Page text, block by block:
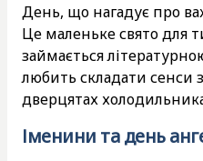
День, що нагадує про
Це маленьке свято для
займається
любить складати сенси
дверцятах
Іменини та день